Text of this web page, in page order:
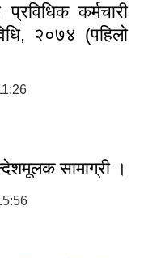
कर्मचारी
२०७४ (पहिलो
सामाग्री ।